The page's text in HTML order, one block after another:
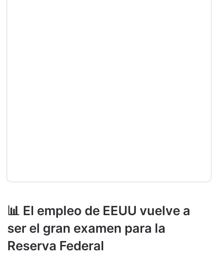
📊 El empleo de EEUU vuelve a
ser el gran examen para la
Reserva Federal